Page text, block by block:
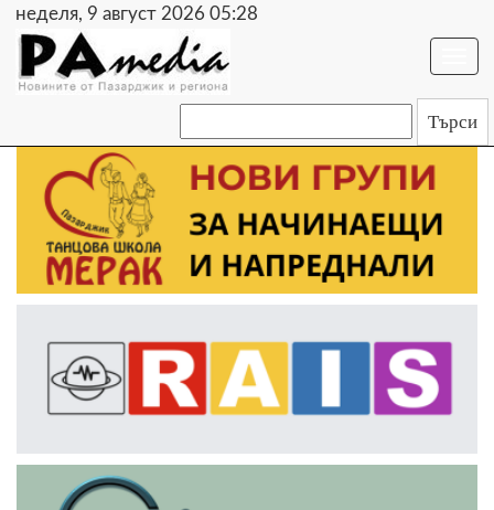
неделя, 9 август 2026 05:28